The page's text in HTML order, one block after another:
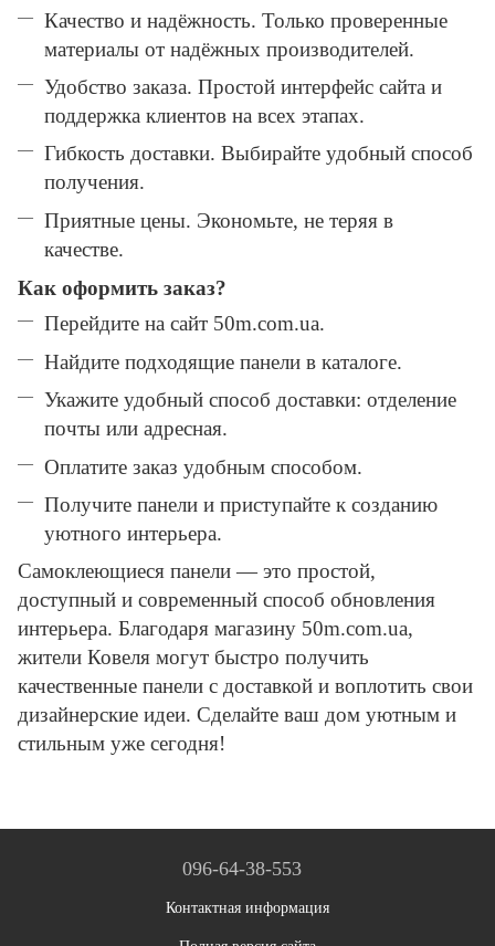
Качество и надёжность. Только проверенные
материалы от надёжных производителей.
Удобство заказа. Простой интерфейс сайта и
поддержка клиентов на всех этапах.
Гибкость доставки. Выбирайте удобный способ
получения.
Приятные цены. Экономьте, не теряя в
качестве.
Как оформить заказ?
Перейдите на сайт 50m.com.ua.
Найдите подходящие панели в каталоге.
Укажите удобный способ доставки: отделение
почты или адресная.
Оплатите заказ удобным способом.
Получите панели и приступайте к созданию
уютного интерьера.
Самоклеющиеся панели — это простой,
доступный и современный способ обновления
интерьера. Благодаря магазину 50m.com.ua,
жители Ковеля могут быстро получить
качественные панели с доставкой и воплотить свои
дизайнерские идеи. Сделайте ваш дом уютным и
стильным уже сегодня!
096-64-38-553
Контактная информация